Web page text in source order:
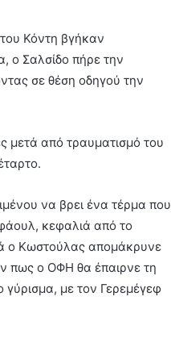
Κόντη βγήκαν
ο Σαλσίδο πήρε την
σε θέση οδηγού την
μετά από τραυματισμό του
να βρει ένα τέρμα που
κεφαλιά από το
ο Κωστούλας απομάκρυνε
πως ο ΟΦΗ θα έπαιρνε τη
με τον Γερεμέγεφ